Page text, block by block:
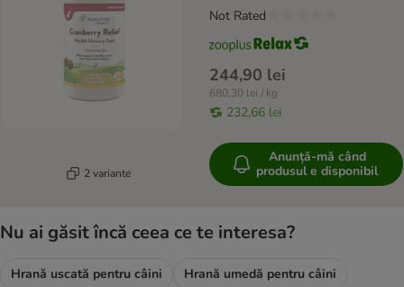
2 variante
244,90 lei
680,30 lei / kg
232,66 lei
Not Rated
Anunță-mă când
produsul e disponibil
Nu ai găsit încă ceea ce te interesa?
Hrană uscată pentru câini
Hrană umedă pentru câini